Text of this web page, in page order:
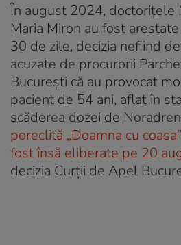
În august 2024, doctorițele
Maria Miron au fost
30 de zile, decizia nefiind
acuzate de procurorii
București că au provocat
pacient de 54 ani, aflat în
scăderea dozei de
poreclită „Doamna cu
fost însă eliberate pe 20
decizia Curții de Apel